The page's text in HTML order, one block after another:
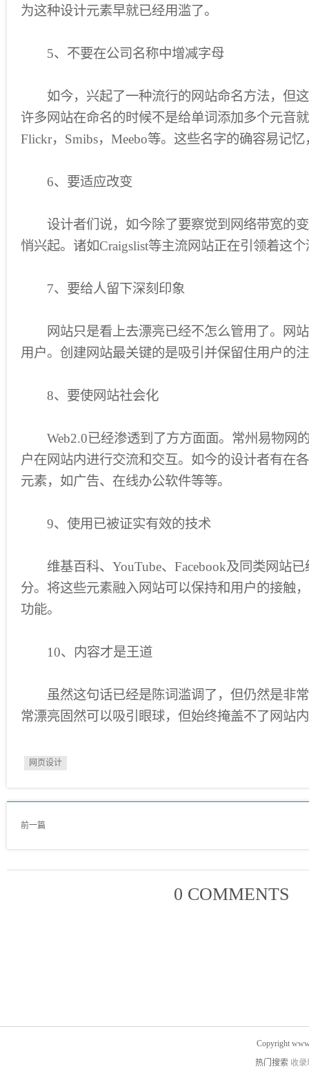
为这种设计元素早就已经用滥了。
5、不要在公司名称中增减字母
如今，兴起了一种流行的网站命名方法，但这
许多网站在命名的时候不是给单词添加多个元音
Flickr，Smibs，Meebo等。这些名字的确容易记
6、要适应改变
设计者们说，如今除了要察觉到网络带宽的变
悄兴起。诸如Craigslist等主流网站正在引领着这个
7、要给人留下深刻印象
网站只是看上去漂亮已经不怎么管用了。网站
用户。创建网站最关键的是吸引并保留住用户的
8、要使网站社会化
Web2.0已经渗透到了方方面面。常州易物网
户在网站内进行交流和交互。如今的设计者有在
元素，如广告、在线办公软件等等。
9、使用已被证实有效的技术
维基百科、YouTube、Facebook及同类网站已
分。将这些元素融入网站可以保持和用户的接触
功能。
10、内容才是王道
虽然这句话已经是陈词滥调了，但仍然是非常
常漂亮固然可以吸引眼球，但始终掩盖不了网站
网页设计
前一篇
0 COMMENTS
Copyright
热门搜索 收录